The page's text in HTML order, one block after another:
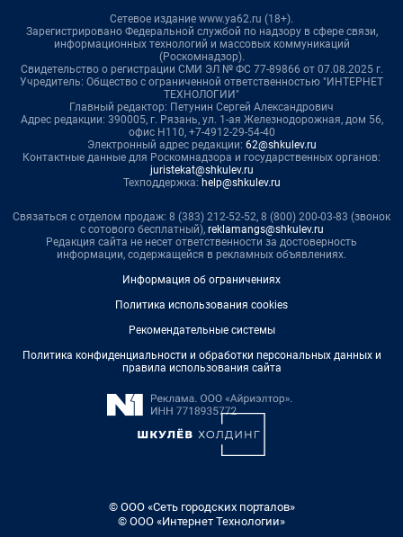
Сетевое издание www.ya62.ru (18+).
Зарегистрировано Федеральной службой по надзору в сфере связи,
информационных технологий и массовых коммуникаций
(Роскомнадзор).
Свидетельство о регистрации СМИ ЭЛ № ФС 77-89866 от 07.08.2025 г.
Учредитель: Общество с ограниченной ответственностью "ИНТЕРНЕТ
ТЕХНОЛОГИИ"
Главный редактор: Петунин Сергей Александрович
Адрес редакции: 390005, г. Рязань, ул. 1-ая Железнодорожная, дом 56,
офис Н110, +7-4912-29-54-40
Электронный адрес редакции: 62@shkulev.ru
Контактные данные для Роскомнадзора и государственных органов:
juristekat@shkulev.ru
Техподдержка: help@shkulev.ru
Связаться с отделом продаж: 8 (383) 212-52-52, 8 (800) 200-03-83 (звонок
с сотового бесплатный), reklamangs@shkulev.ru
Редакция сайта не несет ответственности за достоверность
информации, содержащейся в рекламных объявлениях.
Информация об ограничениях
Политика использования cookies
Рекомендательные системы
Политика конфиденциальности и обработки персональных данных и
правила использования сайта
© ООО «Сеть городских порталов»
© ООО «Интернет Технологии»